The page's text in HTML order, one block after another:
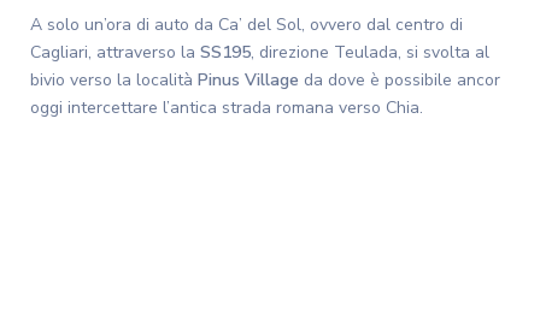
A solo un’ora di auto da Ca’ del Sol, ovvero dal centro di
Cagliari, attraverso la SS195, direzione Teulada, si svolta al
bivio verso la località Pinus Village da dove è possibile ancor
oggi intercettare l’antica strada romana verso Chia.